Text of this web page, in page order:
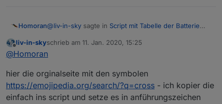
Homoran@liv-in-sky sagte in Script mit Tabelle der Batterie
ATING_VOLTAGE_STATUS")).val; switch
(valhelp2) { case 0: val1="normal";break; case 1:
val1="unknown";break; case 2:
val1="overflow";break;
Bitte nochmal für mich:
Bei mir läuft es wenn ich den anderen DP (ohne
STATUS) nehme.
Offline
liv-in-skyschrieb am 11. Jan. 2020, 15:25
zuletzt editiert von
@Homoran
hier die orginalseite mit den symbolen
https://emojipedia.org/search/?q=cross - ich kopier die
einfach ins script und setze es in anführungszeichen